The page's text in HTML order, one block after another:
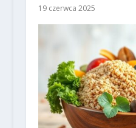
19 czerwca 2025